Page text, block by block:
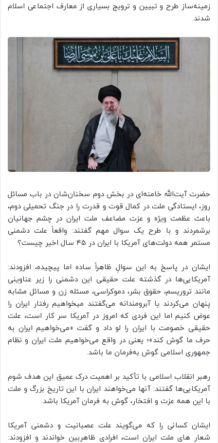
زمینه‌ساز طرح و تبیین و ترویج بسیاری از معارف اجتماعی اسلام
شدند.
حضرت آیت‌الله خامنه‌ای در بخش دوم سخنان‌شان در باب مسائل
روز، ایستادگی ملت در کمال قوت و قدرت را در جنگ تحمیلی دوم،
باعث عظمت ویژه و عزت مضاعف ملت ایران در چشم جهانیان
برشمردند و با طرح یک سوال مهم گفتند: واقعاً علت دشمنی
مستمر همه دولت‌های آمریکا با ایران در ۴۵ سال اخیر چیست؟
ایشان در پاسخ به این سوالِ ظاهراً ساده اما پیچیده، افزودند:
آمریکایی‌ها در گذشته علت حقیقی این دشمنی را زیر عناوینی
مانند تروریسم، حقوق بشر، دموکراسی، مسئله زن و مسائل مشابه
پنهان می‌کردند یا آبرومندانه می‌گفتند میخواهیم رفتار ایران را
عوض کنیم اما این فردی که امروز در آمریکا سر کار است، علت
حقیقی خصومت با ایران را لو داد و گفت «می‌خواهیم ایران به
حرف ما گوش کند»؛ یعنی در واقع می‌خواهیم ملت ایران و نظام
جمهوری اسلامی گوش به‌فرمان ما باشد.
رهبر انقلاب اسلامی با تأکید بر اهمیت درک عمیق این هدف شوم
آمریکایی‌ها گفتند: آنها می‌خواهند ایران با این تاریخ بزرگ و ملت
با این همه عزت و افتخار، گوش به‌ فرمان آمریکا باشد.
ایشان کسانی را که می‌گویند علت عصبانیت و دشمنی آمریکا
شعار های ملت ایران است، افرادی ظاهربین خواندند و افزودند: